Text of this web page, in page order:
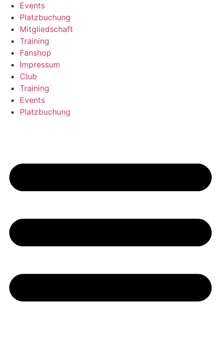
Events
Platzbuchung
Mitgliedschaft
Training
Fanshop
Impressum
Club
Training
Events
Platzbuchung